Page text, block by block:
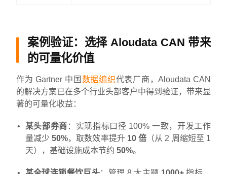
案例验证：选择 Aloudata CAN 带来
的可量化价值
作为 Gartner 中国 数据编织代表厂商，Aloudata CAN
的解决方案已在多个行业头部客户中得到验证，带来显
著的可量化收益：
某头部券商 ：实现指标口径 100% 一致，开发工作
量减少 50%，取数效率提升 10 倍 （从 2 周缩短至 1
天），基础设施成本节约 50%。